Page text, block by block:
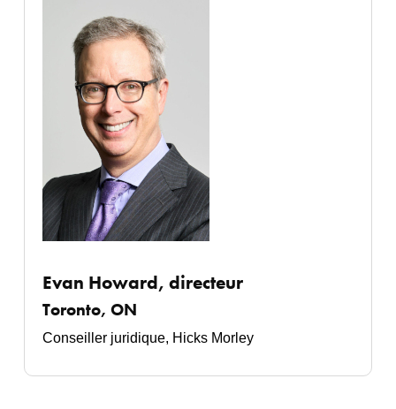
Evan Howard, directeur
Toronto, ON
Conseiller juridique, Hicks Morley